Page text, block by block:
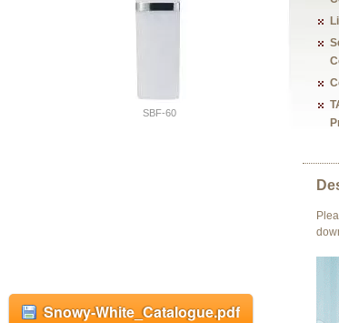
SBF-60
Snowy-White_Catalogue.pdf